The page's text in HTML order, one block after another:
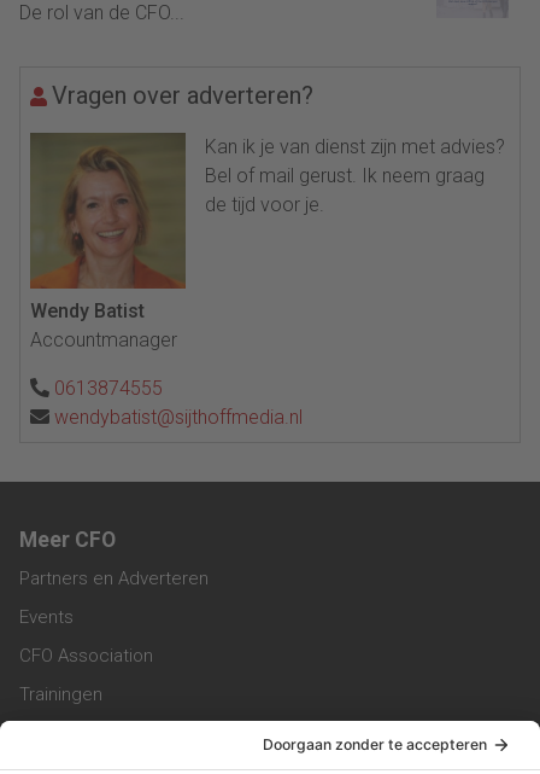
De rol van de CFO...
Vragen over adverteren?
Kan ik je van dienst zijn met advies?
Bel of mail gerust. Ik neem graag
de tijd voor je.
Wendy Batist
Accountmanager
0613874555
wendybatist@sijthoffmedia.nl
Meer CFO
Partners en Adverteren
Events
CFO Association
Trainingen